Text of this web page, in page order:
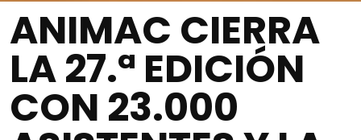
ANIMAC CIERRA
LA 27.ª EDICIÓN
CON 23.000